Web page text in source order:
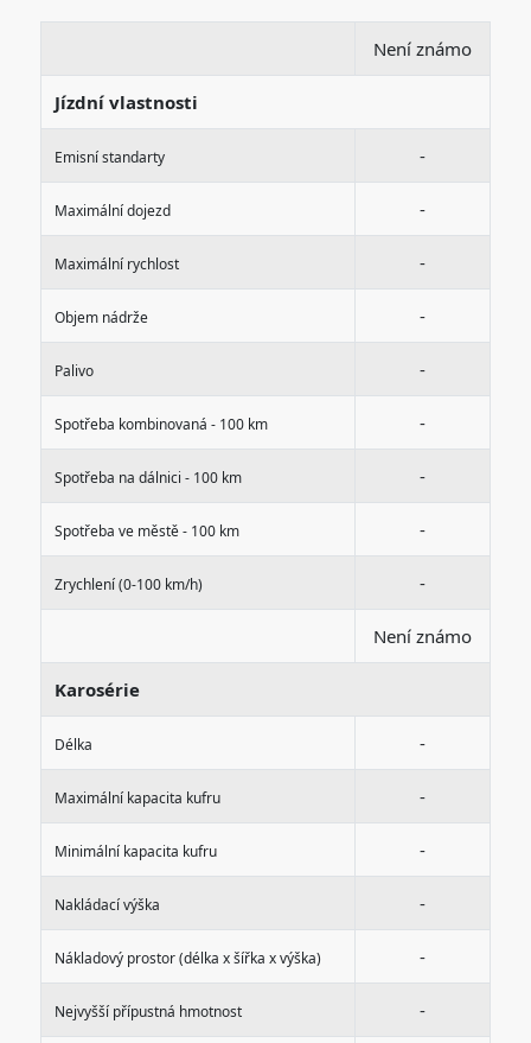
Není známo
Jízdní vlastnosti
Emisní standarty -
Maximální dojezd -
Maximální rychlost -
Objem nádrže -
Palivo -
Spotřeba kombinovaná - 100 km -
Spotřeba na dálnici - 100 km -
Spotřeba ve městě - 100 km -
Zrychlení (0-100 km/h) -
Není známo
Karosérie
Délka -
Maximální kapacita kufru -
Minimální kapacita kufru -
Nakládací výška -
Nákladový prostor (délka x šířka x výška) -
Nejvyšší přípustná hmotnost -